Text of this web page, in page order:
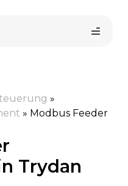
»
» Modbus Feeder
Trydan